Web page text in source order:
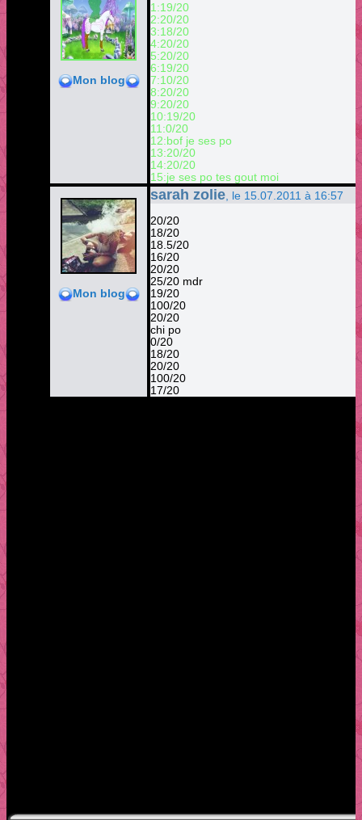
Mon blog
1:19/20
2:20/20
3:18/20
4:20/20
5:20/20
6:19/20
7:10/20
8:20/20
9:20/20
10:19/20
11:0/20
12:bof je ses po
13:20/20
14:20/20
15:je ses po tes gout moi
Mon blog
sarah zolie , le 15.07.2011 à 16:57
20/20
18/20
18.5/20
16/20
20/20
25/20 mdr
19/20
100/20
20/20
chi po
0/20
18/20
20/20
100/20
17/20